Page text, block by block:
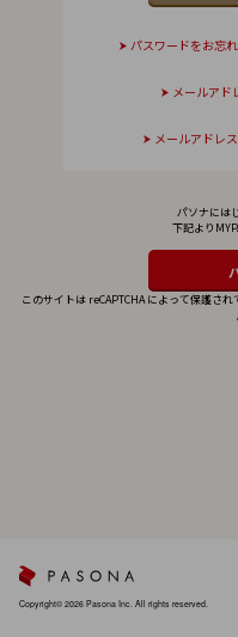
パスワードをお忘
メールアド
メールアドレ
パソナには
下記より
このサイトは reCAPTCHA によって保護さ
Copyright© 2026 Pasona Inc. All rights reserved.